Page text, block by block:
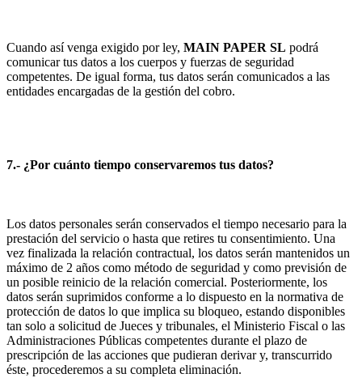
Cuando así venga exigido por ley, MAIN PAPER SL podrá
comunicar tus datos a los cuerpos y fuerzas de seguridad
competentes. De igual forma, tus datos serán comunicados a las
entidades encargadas de la gestión del cobro.
7.- ¿Por cuánto tiempo conservaremos tus datos?
Los datos personales serán conservados el tiempo necesario para la
prestación del servicio o hasta que retires tu consentimiento. Una
vez finalizada la relación contractual, los datos serán mantenidos un
máximo de 2 años como método de seguridad y como previsión de
un posible reinicio de la relación comercial. Posteriormente, los
datos serán suprimidos conforme a lo dispuesto en la normativa de
protección de datos lo que implica su bloqueo, estando disponibles
tan solo a solicitud de Jueces y tribunales, el Ministerio Fiscal o las
Administraciones Públicas competentes durante el plazo de
prescripción de las acciones que pudieran derivar y, transcurrido
éste, procederemos a su completa eliminación.